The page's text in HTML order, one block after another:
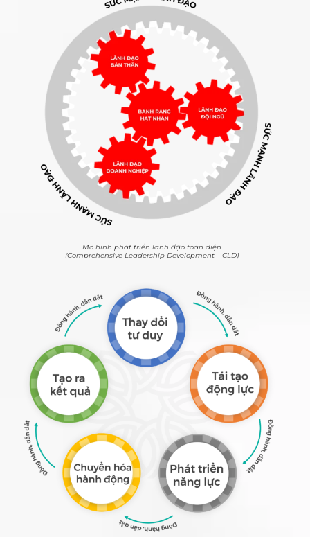
Mô hình phát triển lãnh đạo toàn diện
(Comprehensive Leadership Development – CLD)